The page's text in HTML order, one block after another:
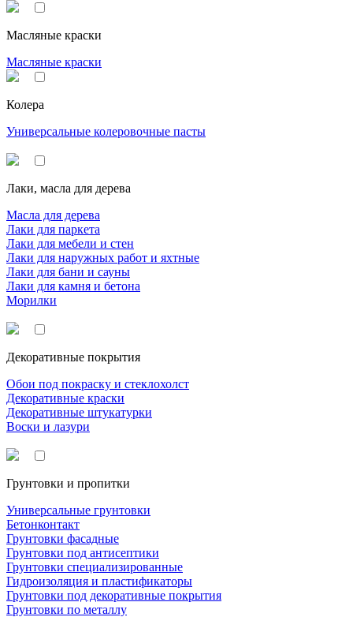
Масляные краски
Масляные краски
Колера
Универсальные колеровочные пасты
Лаки, масла для дерева
Масла для дерева
Лаки для паркета
Лаки для мебели и стен
Лаки для наружных работ и яхтные
Лаки для бани и сауны
Лаки для камня и бетона
Морилки
Декоративные покрытия
Обои под покраску и стеклохолст
Декоративные краски
Декоративные штукатурки
Воски и лазури
Грунтовки и пропитки
Универсальные грунтовки
Бетонконтакт
Грунтовки фасадные
Грунтовки под антисептики
Грунтовки специализированные
Гидроизоляция и пластификаторы
Грунтовки под декоративные покрытия
Грунтовки по металлу